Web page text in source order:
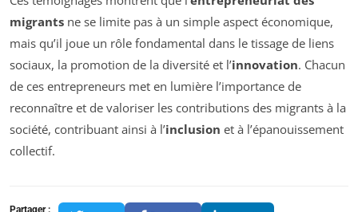
migrants ne se limite pas à un simple aspect économique,
mais qu’il joue un rôle fondamental dans le tissage de liens
sociaux, la promotion de la diversité et l’innovation. Chacun
de ces entrepreneurs met en lumière l’importance de
reconnaître et de valoriser les contributions des migrants à la
société, contribuant ainsi à l’inclusion et à l’épanouissement
collectif.
Partager :